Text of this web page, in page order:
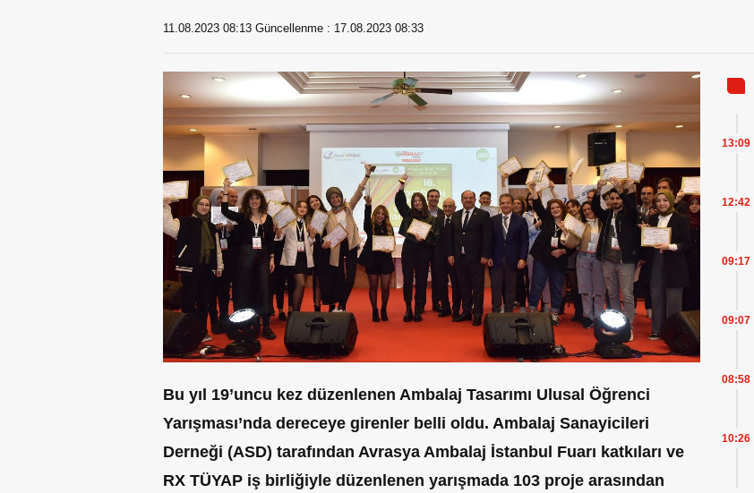
11.08.2023 08:13 Güncellenme : 17.08.2023 08:33
Bu yıl 19’uncu kez düzenlenen Ambalaj Tasarımı Ulusal Öğrenci
Yarışması’nda dereceye girenler belli oldu. Ambalaj Sanayicileri
Derneği (ASD) tarafından Avrasya Ambalaj İstanbul Fuarı katkıları ve
RX TÜYAP iş birliğiyle düzenlenen yarışmada 103 proje arasından
13:09
12:42
09:17
09:07
08:58
10:26